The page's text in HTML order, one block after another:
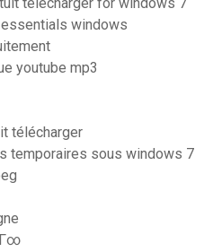
télécharger for windows 7
windows
youtube mp3
télécharger
temporaires sous windows 7